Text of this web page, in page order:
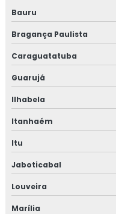
Bauru
Bragança Paulista
Caraguatatuba
Guarujá
Ilhabela
Itanhaém
Itu
Jaboticabal
Louveira
Marília